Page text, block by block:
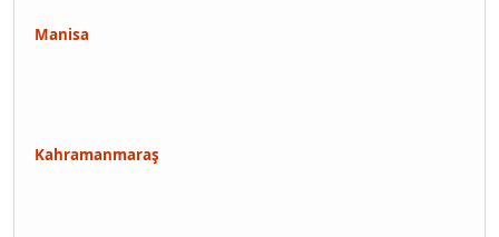
Manisa
Kahramanmaraş